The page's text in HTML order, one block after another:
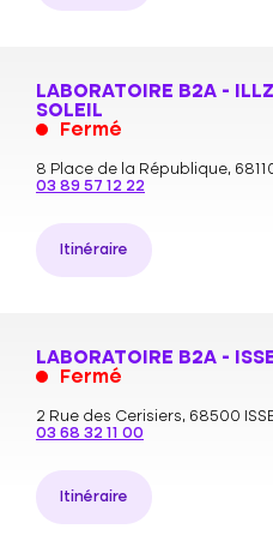
LABORATOIRE B2A -
SOLEIL
Fermé
8 Place de la République,
03 89 57 12 22
Itinéraire
LABORATOIRE B2A -
Fermé
2 Rue des Cerisiers, 68500
03 68 32 11 00
Itinéraire